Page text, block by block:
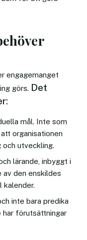
engagemanget
görs. Det
mål. Inte som
organisationen
och utveckling.
lärande, inbyggt i
av den enskildes
kalender.
inte bara predika
förutsättningar